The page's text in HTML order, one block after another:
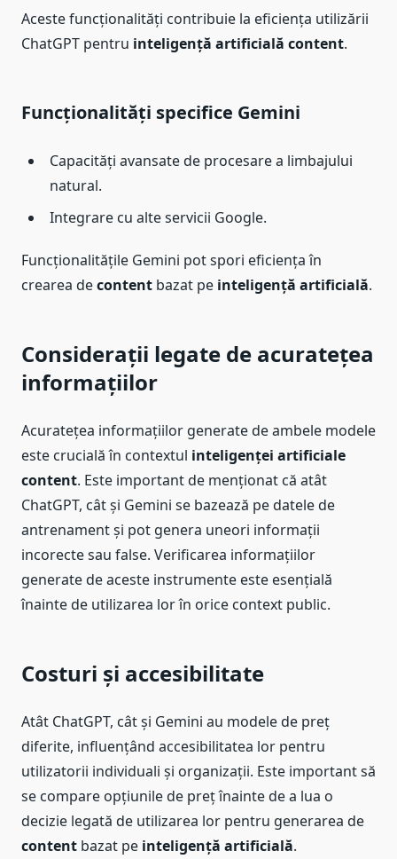
Aceste funcționalități contribuie la eficiența utilizării
ChatGPT pentru inteligență artificială content.
Funcționalități specifice Gemini
Capacități avansate de procesare a limbajului
natural.
Integrare cu alte servicii Google.
Funcționalitățile Gemini pot spori eficiența în
crearea decontent bazat pe inteligență artificială.
Considerații legate de acuratețea
informațiilor
Acuratețea informațiilor generate de ambele modele
este crucială în contextul inteligenței artificiale
content. Este important de menționat că atât
ChatGPT, cât și Gemini se bazează pe datele de
antrenament și pot genera uneori informații
incorecte sau false. Verificarea informațiilor
generate de aceste instrumente este esențială
înainte de utilizarea lor în orice context public.
Costuri și accesibilitate
Atât ChatGPT, cât și Gemini au modele de preț
diferite, influențând accesibilitatea lor pentru
utilizatorii individuali și organizații. Este important să
se compare opțiunile de preț înainte de a lua o
decizie legată de utilizarea lor pentru generarea de
content bazat pe inteligență artificială.